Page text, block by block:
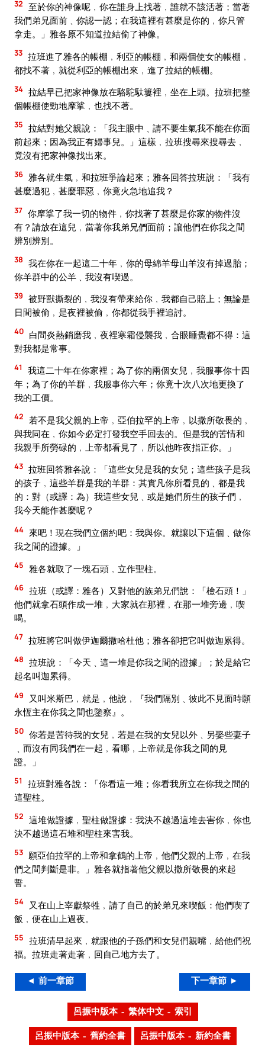
32 至於你的神像呢﹐你在誰身上找著﹐誰就不該活著；當著
我們弟兄面前﹑你認一認；在我這裡有甚麼是你的﹐你只管
拿走。」雅各原不知道拉結偷了神像。
33 拉班進了雅各的帳棚﹐利亞的帳棚﹐和兩個使女的帳棚﹐
都找不著﹐就從利亞的帳棚出來﹐進了拉結的帳棚。
34 拉結早已把家神像放在駱駝馱簍裡﹐坐在上頭。拉班把整
個帳棚使勁地摩挲﹐也找不著。
35 拉結對她父親說：「我主眼中﹑請不要生氣我不能在你面
前起來；因為我正有婦事兒。」這樣﹐拉班搜尋來搜尋去﹐
竟沒有把家神像找出來。
36 雅各就生氣﹐和拉班爭論起來；雅各回答拉班說：「我有
甚麼過犯﹐甚麼罪惡﹐你竟火急地追我？
37 你摩挲了我一切的物件﹐你找著了甚麼是你家的物件沒
有？請放在這兒﹐當著你我弟兄們面前；讓他們在你我之間
辨別辨別。
38 我在你在一起這二十年﹐你的母綿羊母山羊沒有掉過胎；
你羊群中的公羊﹑我沒有喫過。
39 被野獸撕裂的﹐我沒有帶來給你﹐我都自己賠上；無論是
日間被偷﹐是夜裡被偷﹐你都從我手裡追討。
40 白間炎熱銷磨我﹐夜裡寒霜侵襲我﹐合眼睡覺都不得：這
對我都是常事。
41
我這二十年在你家裡；為了你的兩個女兒﹐我服事你十四
年；為了你的羊群﹐我服事你六年；你竟十次八次地更換了
我的工價。
42
若不是我父親的上帝﹐亞伯拉罕的上帝﹐以撒所敬畏的﹐
與我同在﹐你如今必定打發我空手回去的。但是我的苦情和
我親手所勞碌的﹐上帝都看見了﹐所以他昨夜指正你。」
43 拉班回答雅各說：「這些女兒是我的女兒；這些孩子是我
的孩子﹐這些羊群是我的羊群：其實凡你所看見的﹑都是我
的：對（或譯：為）我這些女兒﹑或是她們所生的孩子們﹐
我今天能作甚麼呢？
44 來吧！現在我們立個約吧：我與你。就讓以下這個﹑做你
我之間的證據。」
45 雅各就取了一塊石頭﹐立作聖柱。
46 拉班（或譯：雅各）又對他的族弟兄們說：「檢石頭！」
他們就拿石頭作成一堆﹐大家就在那裡﹐在那一堆旁邊﹐喫
喝。
47 拉班將它叫做伊迦爾撒哈杜他；雅各卻把它叫做迦累得。
48 拉班說：「今天﹑這一堆是你我之間的證據」；於是給它
起名叫迦累得。
49
又叫米斯巴﹐就是﹐他說﹐『我們隔別﹑彼此不見面時願
永恆主在你我之間也鑒察』。
50 你若是苦待我的女兒﹐若是在我的女兒以外﹑另娶些妻子
﹑而沒有同我們在一起﹐看哪﹐上帝就是你我之間的見
證。」
51
拉班對雅各說：「你看這一堆；你看我所立在你我之間的
這聖柱。
52 這堆做證據﹐聖柱做證據：我決不越過這堆去害你﹐你也
決不越過這石堆和聖柱來害我。
53 願亞伯拉罕的上帝和拿鶴的上帝﹐他們父親的上帝﹐在我
們之間判斷是非。」雅各就指著他父親以撒所敬畏的來起
誓。
54
又在山上宰獻祭牲﹐請了自己的於弟兄來喫飯：他們喫了
飯﹐便在山上過夜。
55 拉班清早起來﹐就跟他的子孫們和女兒們親嘴﹐給他們祝
福。拉班走著走著﹐回自己地方去了。
◄ 前一章節 下一章節 ►
呂振中版本 – 繁体中文 – 索引
呂振中版本 – 舊約全書 呂振中版本 – 新約全書